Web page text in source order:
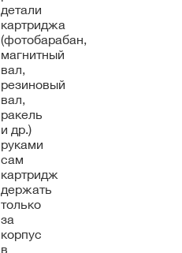
детали
картриджа
(фотобарабан,
магнитный
вал,
резиновый
вал,
ракель
и др.)
руками
сам
картридж
держать
только
за
корпус
в